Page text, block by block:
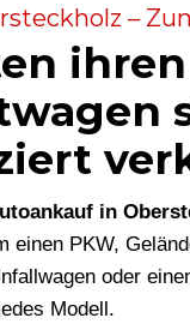
–
ihren
in
einen PKW,
oder
Modell.